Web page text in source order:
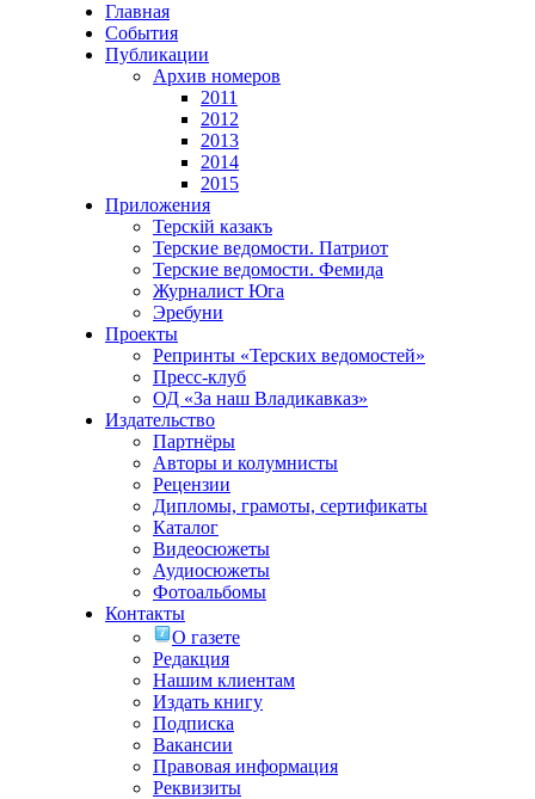
Главная
События
Публикации
Архив номеров
2011
2012
2013
2014
2015
Приложения
Терскiй казакъ
Терские ведомости. Патриот
Терские ведомости. Фемида
Журналист Юга
Эребуни
Проекты
Репринты «Терских ведомостей»
Пресс-клуб
ОД «За наш Владикавказ»
Издательство
Партнёры
Авторы и колумнисты
Рецензии
Дипломы, грамоты, сертификаты
Каталог
Видеосюжеты
Аудиосюжеты
Фотоальбомы
Контакты
О газете
Редакция
Нашим клиентам
Издать книгу
Подписка
Вакансии
Правовая информация
Реквизиты